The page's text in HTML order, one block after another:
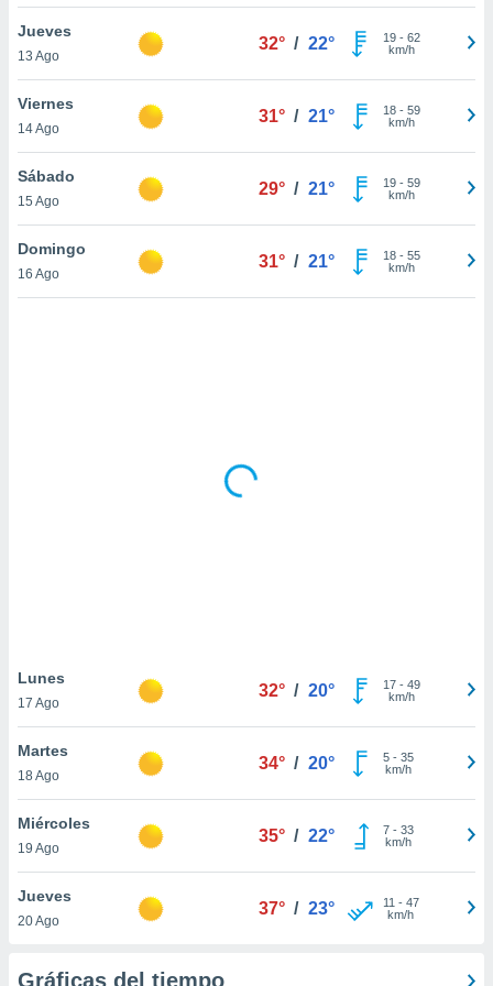
sitio
En
sean
el sitio
ni para
o
similares
como
sitio
de
traten tus
en
interés
su
Jueves
13 Ago
32° / 22° 19- 62
km/h
Viernes
14 Ago
31° / 21° 18- 59
km/h
Sábado
15 Ago
29° / 21° 19- 59
km/h
Domingo
16 Ago
31° / 21° 18- 55
km/h
Lunes
17 Ago
32° / 20° 17- 49
km/h
Martes
18 Ago
34° / 20° 5- 35
km/h
Miércoles
19 Ago
35° / 22° 7- 33
km/h
Jueves
20 Ago
37° / 23° 11 - 47
km/h
Gráficas del tiempo